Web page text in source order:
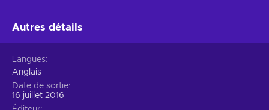
Autres détails
Langues
Anglais
Date de sortie
16 juillet 2016